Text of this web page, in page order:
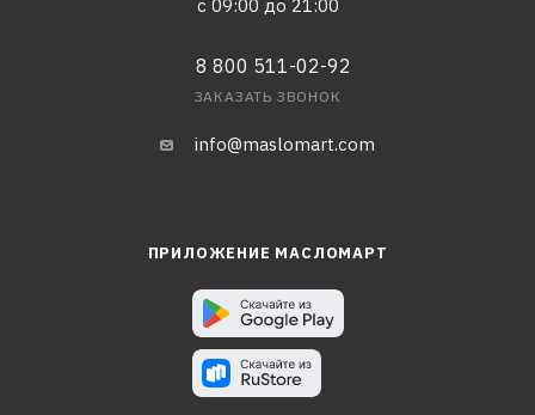
с 09:00 до 21:00
8 800 511-02-92
ЗАКАЗАТЬ ЗВОНОК
info@maslomart.com
ПРИЛОЖЕНИЕ МАСЛОМАРТ